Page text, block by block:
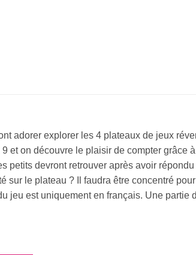
adorer explorer les 4 plateaux de jeux
et on découvre le plaisir de compter grâce
petits devront retrouver après avoir répondu
sur le plateau ? Il faudra être concentré pour
jeu est uniquement en français. Une partie